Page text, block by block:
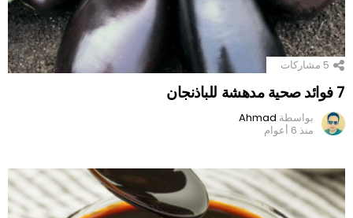
5 مشاركات
7 فوائد صحية مدهشة للباذنجان
بواسطة Ahmad
منذ 6 أعوام